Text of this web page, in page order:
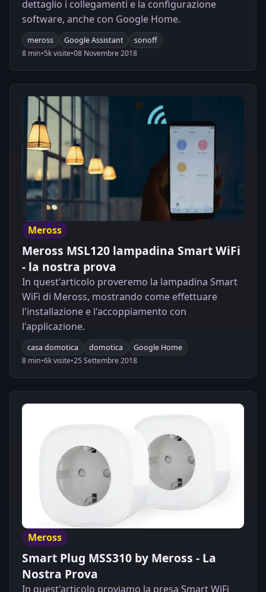
dettaglio i collegamenti e la configurazione
software, anche con Google Home.
meross Google Assistant
sonoff
8 min•5k visite•08 Novembre 2018
Meross
Meross MSL120 lampadina Smart WiFi
- la nostra prova
In quest'articolo proveremo la lampadina Smart
WiFi di Meross, mostrando come effettuare
l'installazione e l'accoppiamento con
l'applicazione.
casa domotica domotica
Google Home
8 min•6k visite•25 Settembre 2018
Meross
Smart Plug MSS310 by Meross - La
Nostra Prova
In quest'articolo proviamo la presa Smart WiFi